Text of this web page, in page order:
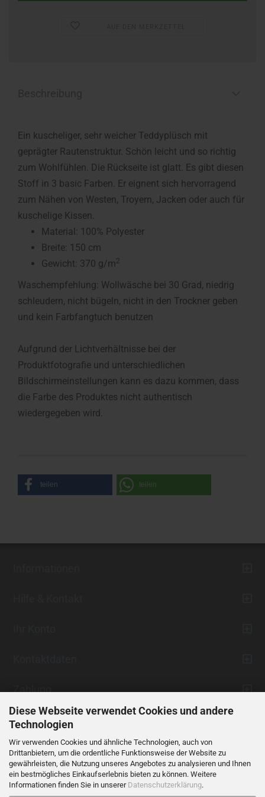
Diese Webseite verwendet Cookies und andere
Technologien
Wir verwenden Cookies und ähnliche Technologien, auch von
Drittanbietern, um die ordentliche Funktionsweise der Website zu
gewährleisten, die Nutzung unseres Angebotes zu analysieren und Ihnen
ein bestmögliches Einkaufserlebnis bieten zu können. Weitere
Informationen finden Sie in unserer Datenschutzerklärung.
Ein kuscheliger, sehr weicher Teddyplüsch mit
geprägter Rautenstruktur. Schön leicht und so richtig
zum Wohlfühlen. Die Rückseite ist glatt. Es gibt diesen
Stoff in 3 basic Farben. Er eignent sich hervorragend
zum Nähen von Westen, Troyern, Jacken oder auch für
kuschelige Kissen.
Material: 100% Polyester
Breite: 150 cm
Gewicht: 370 g/m2
Waschempfehlung: Wollwäsche bei 30 Grad, niedrig
schleudern, nicht bügeln, nicht in den Trockner geben
und kein Farbfangtuch benutzen
Aufgrund der Lichtverhältnisse bei der
Produktfotografie und unterschiedlichen
Bildschirmeinstellungen kann es dazu kommen, dass
die Farbe des Produktes nicht authentisch
wiedergegeben wird.
teilen teilen
Zahlung
Vertrag widerrufen